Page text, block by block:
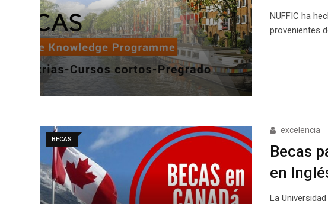
NUFFIC ha
provenientes
BECAS
excelencia
Becas
en
La